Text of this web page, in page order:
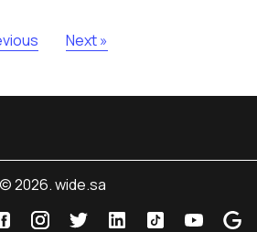
Next »
© 2026. wide.sa